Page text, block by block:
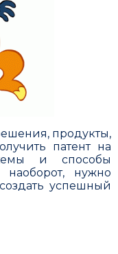
продукты,
патент на
и способы
нужно
успешный